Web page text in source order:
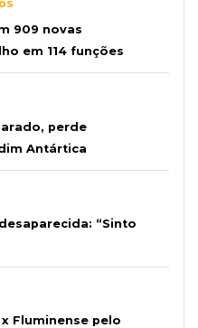
909 novas
em 114 funções
perde
Antártica
“Sinto
Fluminense pelo